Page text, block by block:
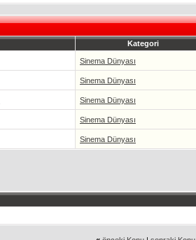
Kategori
Sinema Dünyası
Sinema Dünyası
Sinema Dünyası
Sinema Dünyası
Sinema Dünyası